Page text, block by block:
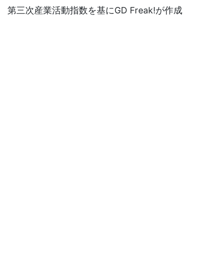
第三次産業活動指数を基にGD Freak!が作成